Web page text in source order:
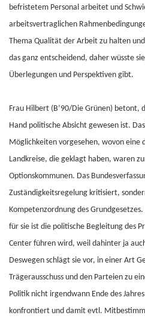
befristetem Personal arbeitet und
arbeitsvertraglichen
Thema Qualität der Arbeit zu halten
das ganz entscheidend, daher wüsste
Überlegungen und Perspektiven gibt.
Frau Hilbert (B’90/Die Grünen) betont,
Hand politische Absicht gewesen ist.
Möglichkeiten vorgesehen, wovon eine
Landkreise, die geklagt haben, waren
Optionskommunen. Das
Zuständigkeitsregelung kritisiert,
Kompetenzordnung des
für sie ist die politische Begleitung des
Center führen wird, weil dahinter ja
Deswegen schlägt sie vor, in einer Art
Trägerausschuss und den Parteien zu
Politik nicht irgendwann Ende des
konfrontiert und damit evtl.